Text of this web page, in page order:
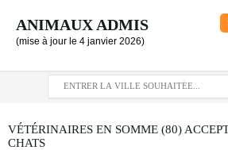
ANIMAUX ADMIS
(mise à jour le 4 janvier 2026)
VÉTÉRINAIRES EN SOMME (80)
CHATS